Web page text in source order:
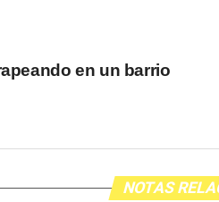
en un barrio
NOTAS